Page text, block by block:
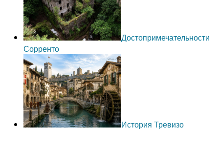
Достопримечательности
Сорренто
История Тревизо